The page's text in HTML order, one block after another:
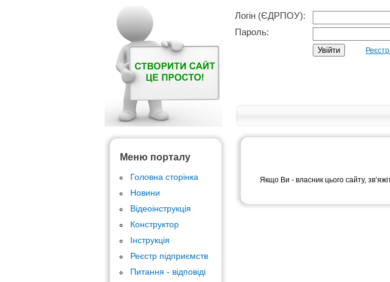
Логін (ЄДРПОУ):
Пароль:
Меню порталу
Головна сторінка
Новини
Відеоінструкція
Конструктор
Інструкція
Реєстр підприємств
Питання - відповіді
Якщо Ви - власник цього сайту,